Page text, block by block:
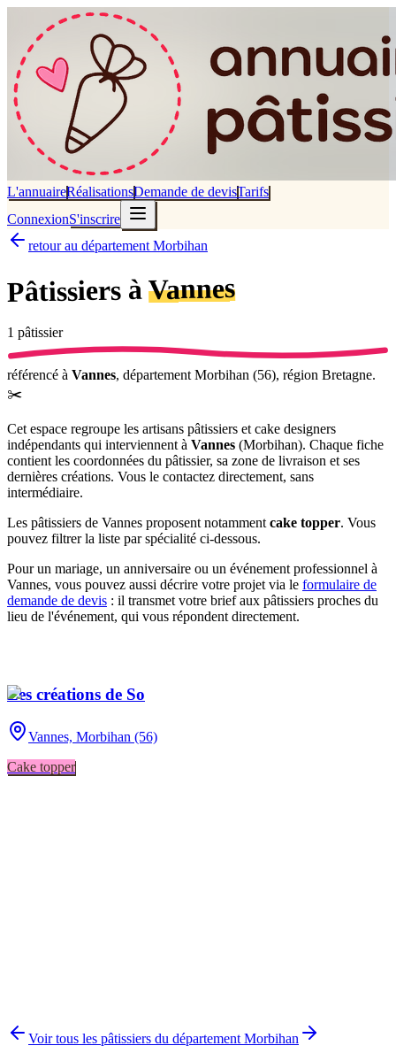
L'annuaireRéalisationsDemande de devisTarifs
ConnexionS'inscrire
retour au département Morbihan
Pâtissiers àVannes
1 pâtissier
référencé à Vannes, département Morbihan (56), région Bretagne.
✂️
Cet espace regroupe les artisans pâtissiers et cake designers
indépendants qui interviennent à Vannes (Morbihan). Chaque fiche
contient les coordonnées du pâtissier, sa zone de livraison et ses
dernières créations. Vous le contactez directement, sans
intermédiaire.
Les pâtissiers de Vannes proposent notamment cake topper. Vous
pouvez filtrer la liste par spécialité ci-dessous.
Pour un mariage, un anniversaire ou un événement professionnel à
Vannes, vous pouvez aussi décrire votre projet via le formulaire de
demande de devis : il transmet votre brief aux pâtissiers proches du
lieu de l'événement, qui vous répondent directement.
Les créations de So
Vannes, Morbihan (56)
Cake topper
Comment comparer plusieurs pâtissiers en une fois ?
Voir tous les pâtissiers du département Morbihan